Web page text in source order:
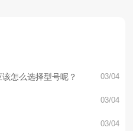
怎么选择型号呢？ 03/04
03/04
03/04